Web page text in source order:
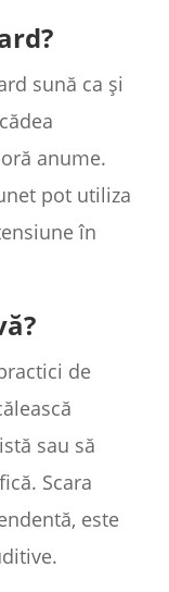
sună ca și
anume.
pot utiliza
în
de
sau să
Scara
este